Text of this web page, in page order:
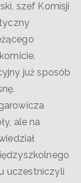
szef Komisji
już sposób
ale na
uczestniczyli